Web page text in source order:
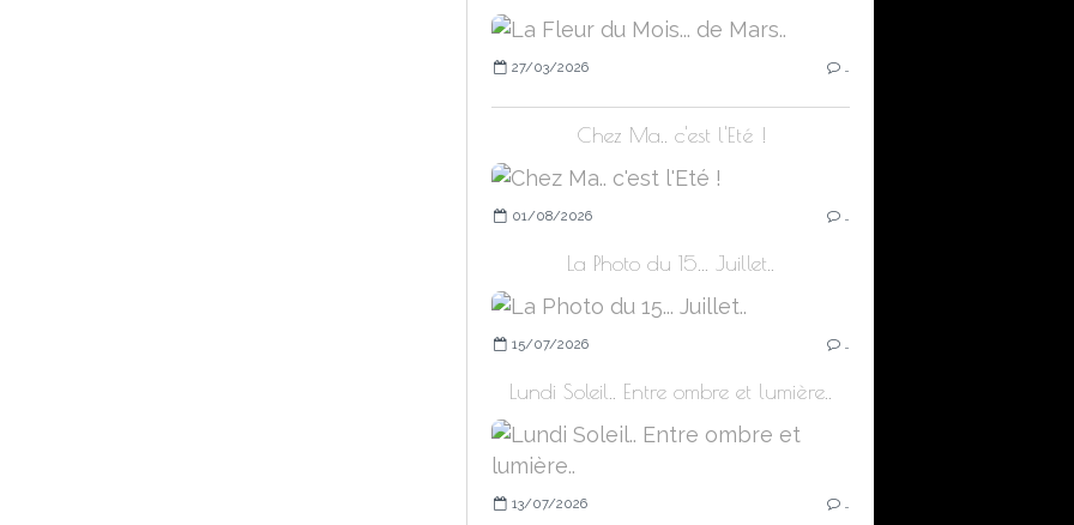
27/03/2026
Chez Ma.. c'est l'Eté !
01/08/2026
La Photo du 15... Juillet..
15/07/2026
Lundi Soleil.. Entre ombre et lumière..
13/07/2026